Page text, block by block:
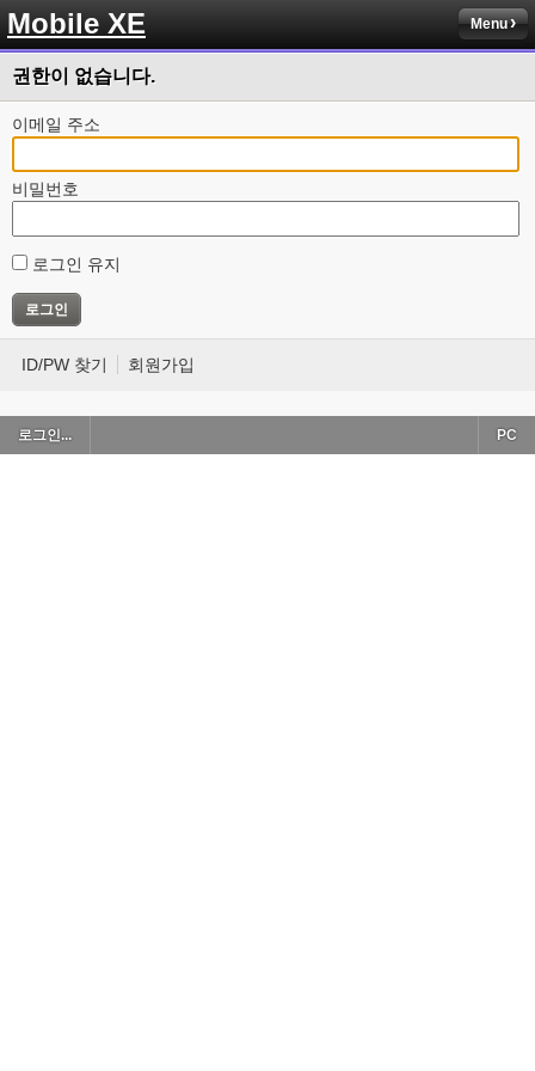
Mobile XE Menu
권한이 없습니다.
이메일 주소
비밀번호
로그인 유지
ID/PW 찾기 회원가입
로그인... PC